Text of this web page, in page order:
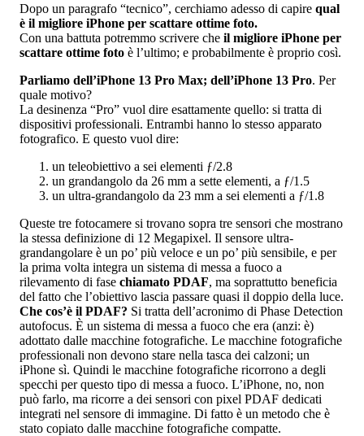
Dopo un paragrafo “tecnico”, cerchiamo adesso di capire qual
è il migliore iPhone per scattare ottime foto.
Con una battuta potremmo scrivere che il migliore iPhone per
scattare ottime foto è l’ultimo; e probabilmente è proprio così.
Parliamo dell’iPhone 13 Pro Max; dell’iPhone 13 Pro. Per
quale motivo?
La desinenza “Pro” vuol dire esattamente quello: si tratta di
dispositivi professionali. Entrambi hanno lo stesso apparato
fotografico. E questo vuol dire:
un teleobiettivo a sei elementi ƒ/2.8
un grandangolo da 26 mm a sette elementi, a ƒ/1.5
un ultra-grandangolo da 23 mm a sei elementi a ƒ/1.8
Queste tre fotocamere si trovano sopra tre sensori che mostrano
la stessa definizione di 12 Megapixel. Il sensore ultra-
grandangolare è un po’ più veloce e un po’ più sensibile, e per
la prima volta integra un sistema di messa a fuoco a
rilevamento di fase chiamato PDAF, ma soprattutto beneficia
del fatto che l’obiettivo lascia passare quasi il doppio della luce.
Che cos’è il PDAF? Si tratta dell’acronimo di Phase Detection
autofocus. È un sistema di messa a fuoco che era (anzi: è)
adottato dalle macchine fotografiche. Le macchine fotografiche
professionali non devono stare nella tasca dei calzoni; un
iPhone sì. Quindi le macchine fotografiche ricorrono a degli
specchi per questo tipo di messa a fuoco. L’iPhone, no, non
può farlo, ma ricorre a dei sensori con pixel PDAF dedicati
integrati nel sensore di immagine. Di fatto è un metodo che è
stato copiato dalle macchine fotografiche compatte.